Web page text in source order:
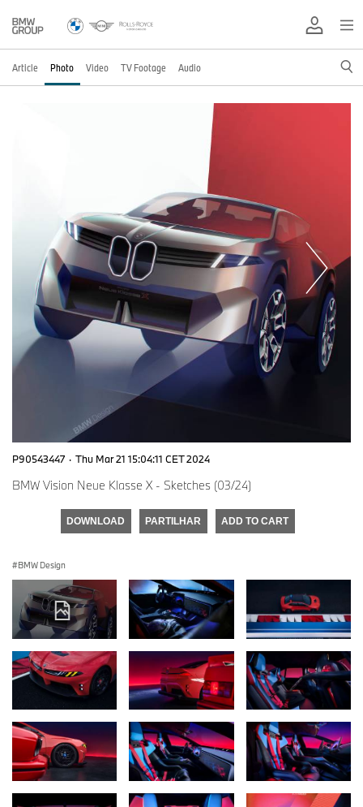
Article Photo Video TV Footage Audio
P90543447 · Thu Mar 21 15:04:11 CET 2024
BMW Vision Neue Klasse X - Sketches (03/24)
DOWNLOAD PARTILHAR ADD TO CART
BMW Design